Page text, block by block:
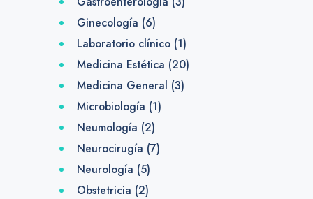
Ginecología (6)
Laboratorio clínico(1)
Medicina Estética (20)
Medicina General (3)
Microbiología (1)
Neumología (2)
Neurocirugía (7)
Neurología (5)
Obstetricia (2)